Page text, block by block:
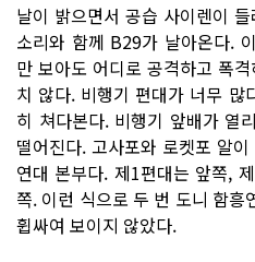
날이 밝으면서 공습 사이렌이
소리와 함께 B29가 날아온다.
만 보아도 어디로 공격하고 폭
치 않다. 비행기 편대가 너무 많
히 쳐다본다. 비행기 앞배가 열
떨어진다. 고사포와 로켓포 알
연대 본부다. 제1편대는 앞쪽,
쪽. 이런 식으로 두 번 도니 함흥
휩싸여 보이지 않았다.